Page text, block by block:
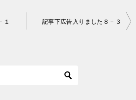
１ 記事下広告入りました８－３